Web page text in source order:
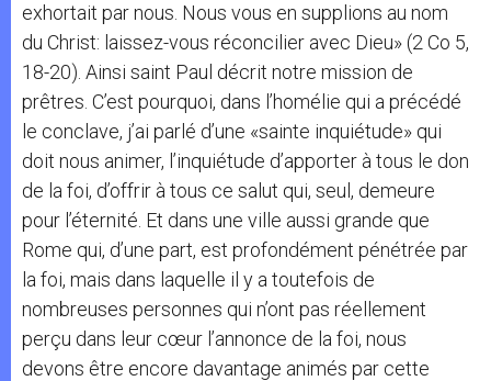
exhortait par nous. Nous vous en supplions au nom
du Christ: laissez-vous réconcilier avec Dieu» (2 Co 5,
18-20). Ainsi saint Paul décrit notre mission de
prêtres. C’est pourquoi, dans l’homélie qui a précédé
le conclave, j’ai parlé d’une «sainte inquiétude» qui
doit nous animer, l’inquiétude d’apporter à tous le don
de la foi, d’offrir à tous ce salut qui, seul, demeure
pour l’éternité. Et dans une ville aussi grande que
Rome qui, d’une part, est profondément pénétrée par
la foi, mais dans laquelle il y a toutefois de
nombreuses personnes qui n’ont pas réellement
perçu dans leur cœur l’annonce de la foi, nous
devons être encore davantage animés par cette